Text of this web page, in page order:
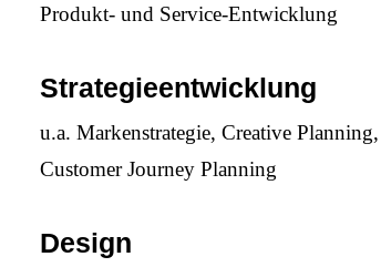
Produkt- und Service-Entwicklung
Strategieentwicklung
u.a. Markenstrategie, Creative Planning,
Customer Journey Planning
Design